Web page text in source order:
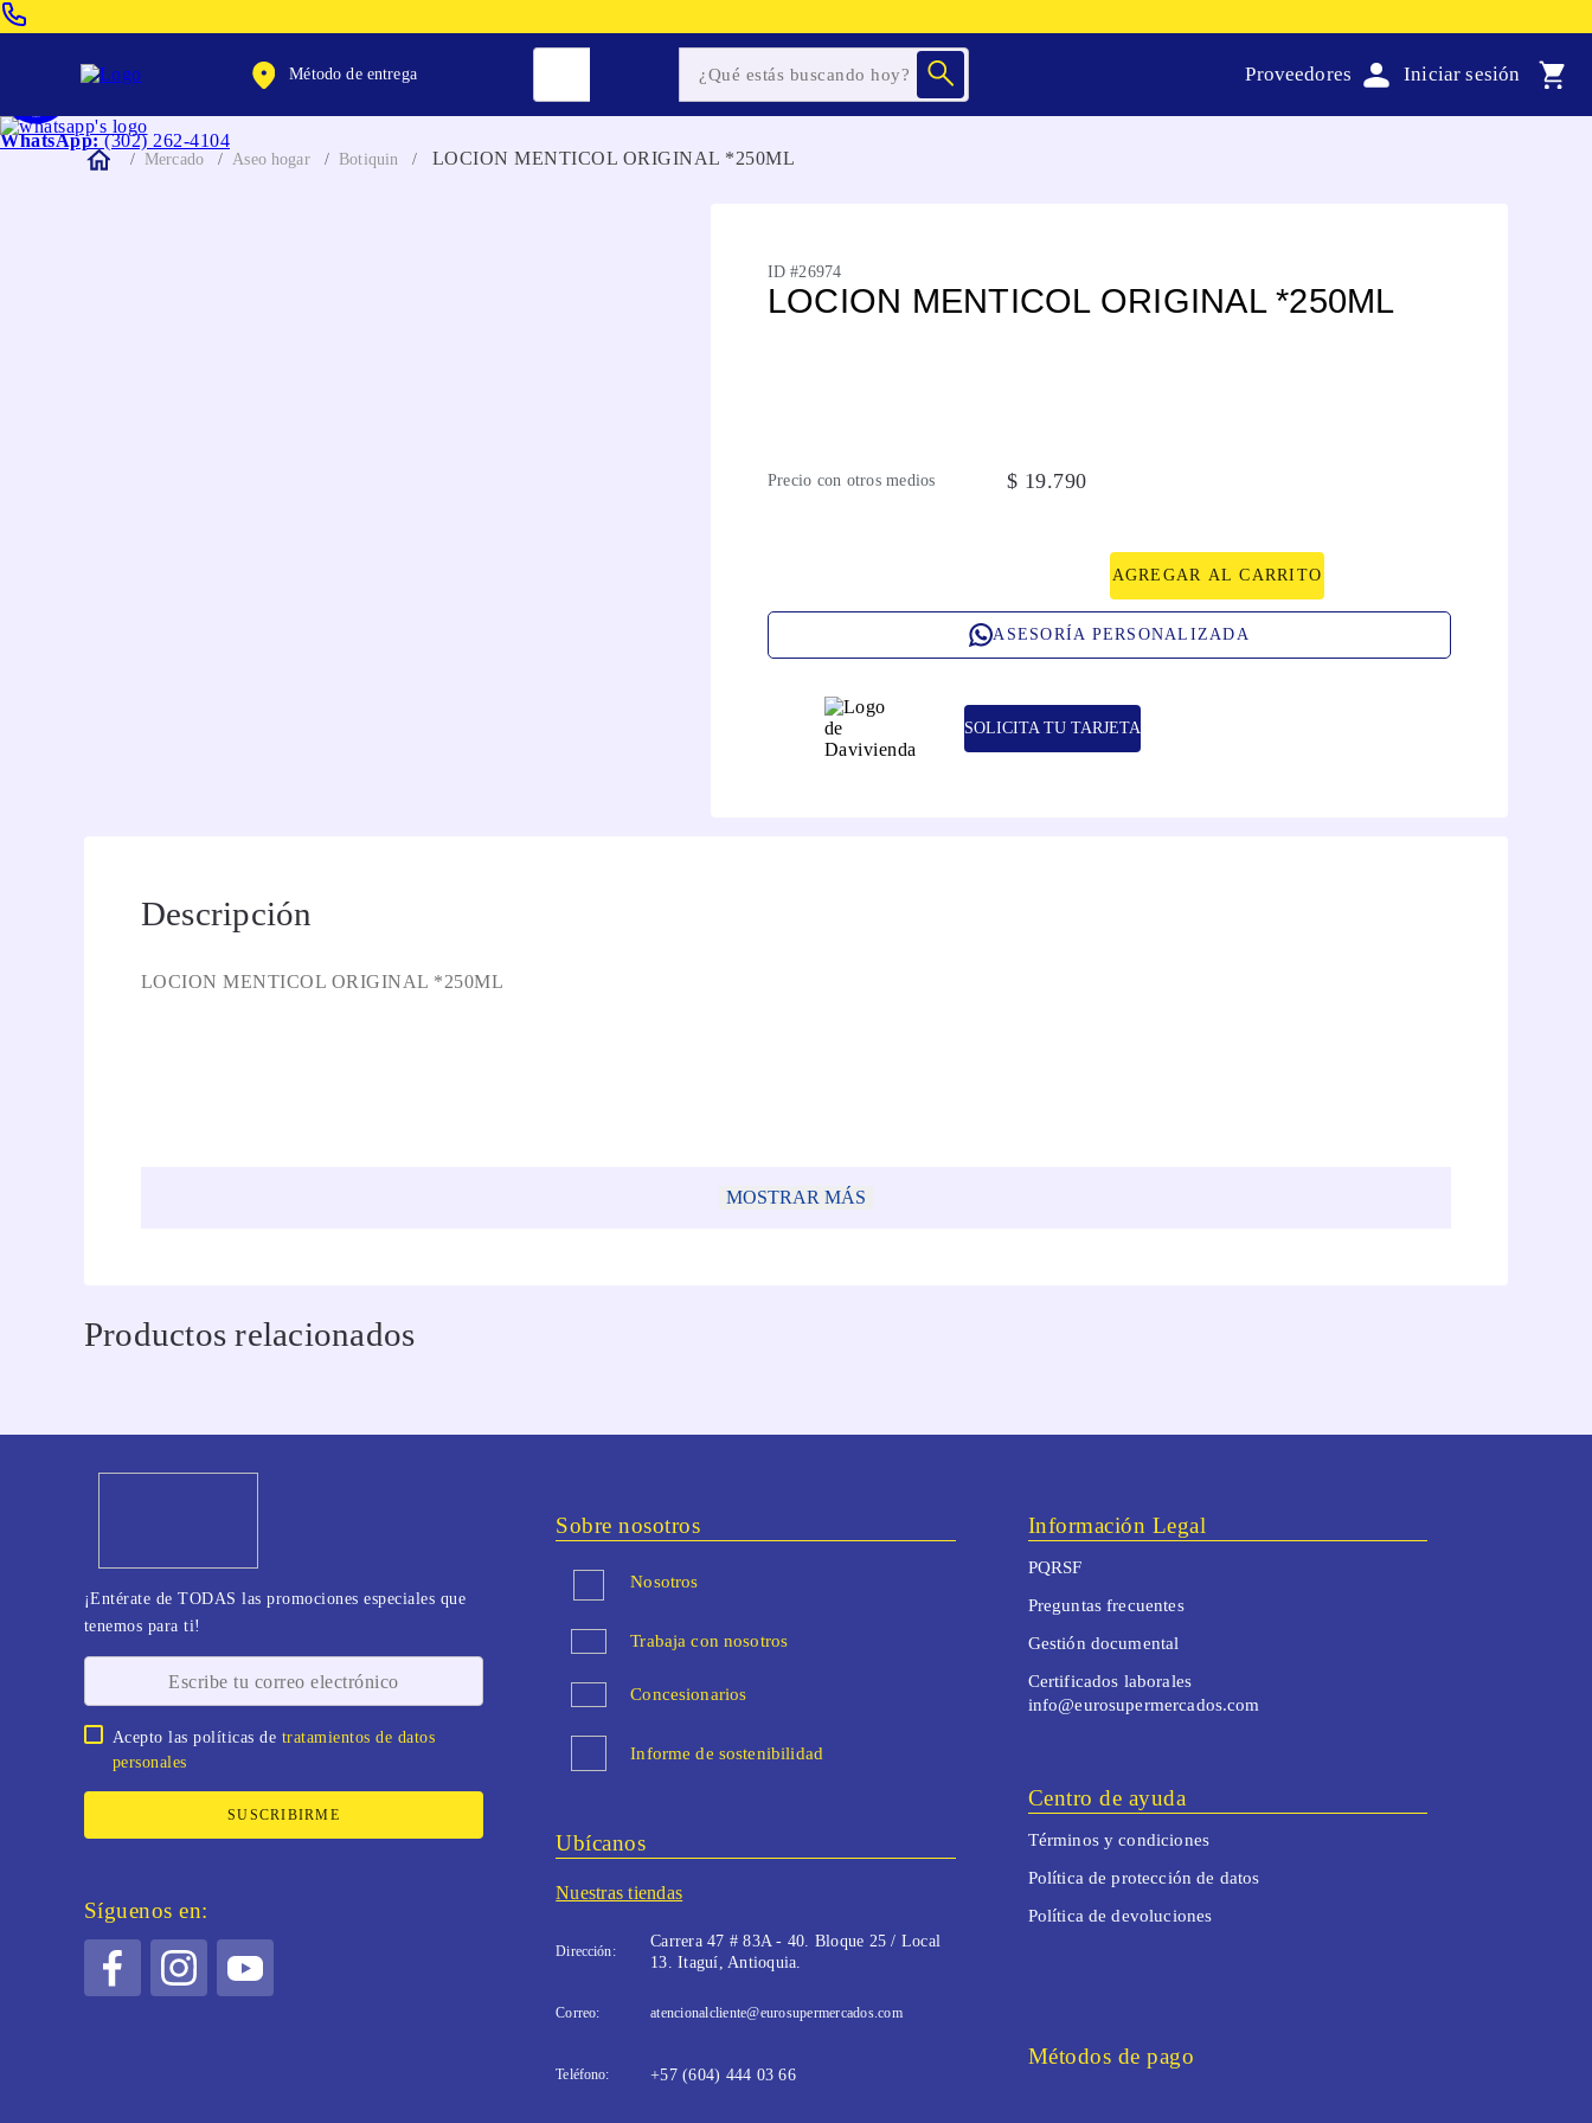
WhatsApp: (302) 262-4104
Método de entrega Proveedores
Mercado Aseo hogar Botiquin LOCION MENTICOL ORIGINAL *250ML
ID #26974
LOCION MENTICOL ORIGINAL *250ML
Precio con otros medios $ 19.790
AGREGAR AL CARRITO
ASESORÍA PERSONALIZADA
SOLICITA TU TARJETA
Descripción
LOCION MENTICOL ORIGINAL *250ML
MOSTRAR MÁS
Productos relacionados
¡Entérate de TODAS las promociones especiales que
tenemos para ti!
Acepto las políticas de tratamientos de datos
personales
SUSCRIBIRME
Síguenos en:
Sobre nosotros
Nosotros
Trabaja con nosotros
Concesionarios
Informe de sostenibilidad
Ubícanos
Nuestras tiendas
Dirección:
Carrera 47 # 83A - 40. Bloque 25 / Local
13. Itaguí, Antioquia.
Correo: atencionalcliente@eurosupermercados.com
Teléfono: +57 (604) 444 03 66
Información Legal
PQRSF
Preguntas frecuentes
Gestión documental
Certificados laborales
info@eurosupermercados.com
Centro de ayuda
Términos y condiciones
Política de protección de datos
Política de devoluciones
Métodos de pago